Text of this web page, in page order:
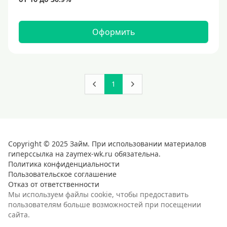
180000 руб
4500000 руб
500000 руб
550000 руб
600 тысяч
650000 руб
Оформить
1
Copyright © 2025 Займ. При использовании материалов
гиперссылка на zaymex-wk.ru обязательна.
Политика конфиденциальности
Пользовательское соглашение
Отказ от ответственности
Мы используем файлы cookie, чтобы предоставить
пользователям больше возможностей при посещении
сайта.